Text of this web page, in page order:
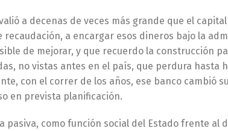
a decenas de veces más grande que el
recaudación, a encargar esos dineros bajo la
de mejorar, y que recuerdo la construcción
no vistas antes en el país, que perdura hasta
con el correr de los años, ese banco cambió
en prevista planificación.
pasiva, como función social del Estado frente al